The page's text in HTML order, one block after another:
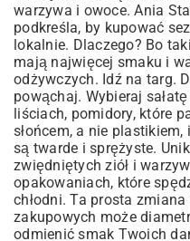
warzywa i owoce. Ania
podkreśla, by kupować
lokalnie. Dlaczego? Bo
mają najwięcej smaku i
odżywczych. Idź na targ.
powąchaj. Wybieraj
liściach, pomidory, które
słońcem, a nie plastikiem,
są twarde i sprężyste.
zwiędniętych ziół i
opakowaniach, które
chłodni. Ta prosta
zakupowych może
odmienić smak Twoich